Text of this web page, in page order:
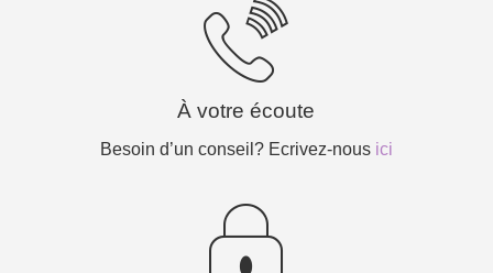
À votre écoute
Besoin d’un conseil? Ecrivez-nous ici